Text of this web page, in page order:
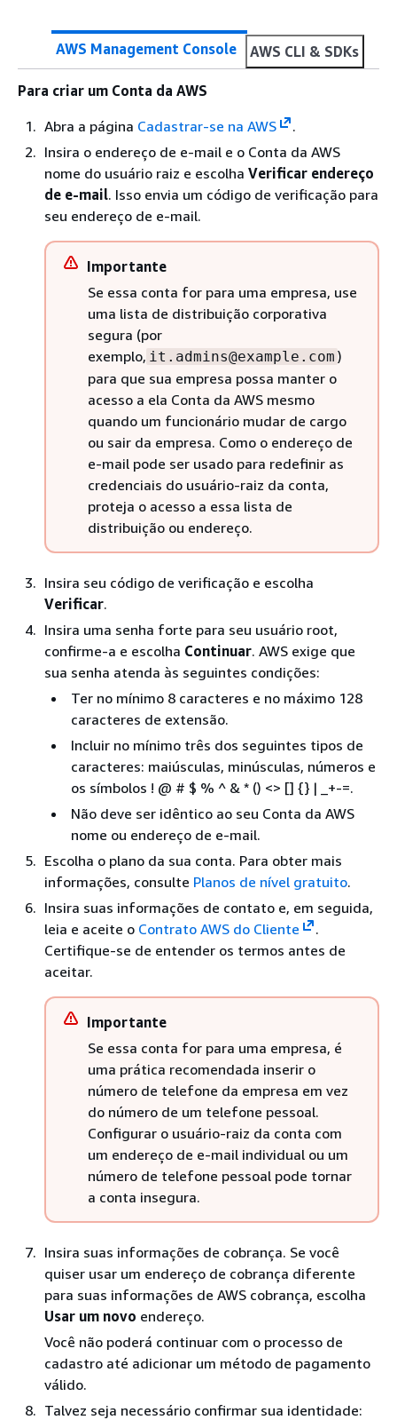
AWS Management Console AWS CLI & SDKs
Para criar um Conta da AWS
Abra a página Cadastrar-se na AWS
.
Insira o endereço de e-mail e o Conta da AWS
nome do usuário raiz e escolha Verificar endereço
de e-mail. Isso envia um código de verificação para
seu endereço de e-mail.
Importante
Se essa conta for para uma empresa, use
uma lista de distribuição corporativa
segura (por
exemplo, it.admins@example.com )
para que sua empresa possa manter o
acesso a ela Conta da AWS mesmo
quando um funcionário mudar de cargo
ou sair da empresa. Como o endereço de
e-mail pode ser usado para redefinir as
credenciais do usuário-raiz da conta,
proteja o acesso a essa lista de
distribuição ou endereço.
Insira seu código de verificação e escolha
Verificar.
Insira uma senha forte para seu usuário root,
confirme-a e escolha Continuar. AWS exige que
sua senha atenda às seguintes condições:
Ter no mínimo 8 caracteres e no máximo 128
caracteres de extensão.
Incluir no mínimo três dos seguintes tipos de
caracteres: maiúsculas, minúsculas, números e
os símbolos ! @ # $ % ^ & * () <> [] {} | _+-=.
Não deve ser idêntico ao seu Conta da AWS
nome ou endereço de e-mail.
Escolha o plano da sua conta. Para obter mais
informações, consulte Planos de nível gratuito.
Insira suas informações de contato e, em seguida,
leia e aceite o Contrato AWS do Cliente
.
Certifique-se de entender os termos antes de
aceitar.
Importante
Se essa conta for para uma empresa, é
uma prática recomendada inserir o
número de telefone da empresa em vez
do número de um telefone pessoal.
Configurar o usuário-raiz da conta com
um endereço de e-mail individual ou um
número de telefone pessoal pode tornar
a conta insegura.
Insira suas informações de cobrança. Se você
quiser usar um endereço de cobrança diferente
para suas informações de AWS cobrança, escolha
Usar um novo endereço.
Você não poderá continuar com o processo de
cadastro até adicionar um método de pagamento
válido.
Talvez seja necessário confirmar sua identidade: